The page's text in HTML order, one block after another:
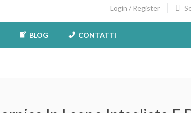
Login / Register
BLOG CONTATTI